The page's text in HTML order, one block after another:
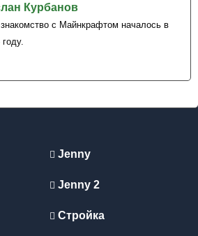
Курбанов
с Майнкрафтом началось в
Jenny
Jenny 2
Стройка